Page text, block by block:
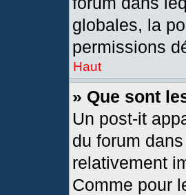
globales, la
permissions
Haut
» Que sont
Un post-it
du forum
relativement
Comme pour